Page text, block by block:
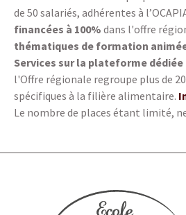
de 50 salariés, adhérentes à
financées à 100% dans l'offre
thématiques de formation
Services sur la plateforme dédiée
l'Offre régionale regroupe plus de
spécifiques à la filière alimentaire.
Le nombre de places étant limité,